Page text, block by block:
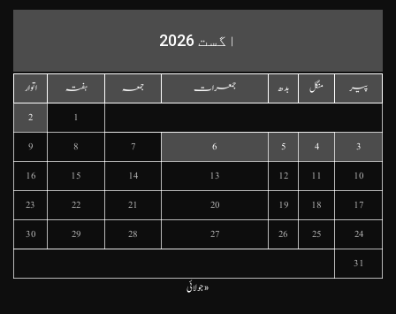
اگست 2026
پیر منگل بدھ جمعرات جمعہ ہفتہ
اتوار
1
2
3
4
5
6
7
8
9
10
11
12
13
14
15
16
17
18
19
20
21
22
23
24
25
26
27
28
29
30
31
« جولائی